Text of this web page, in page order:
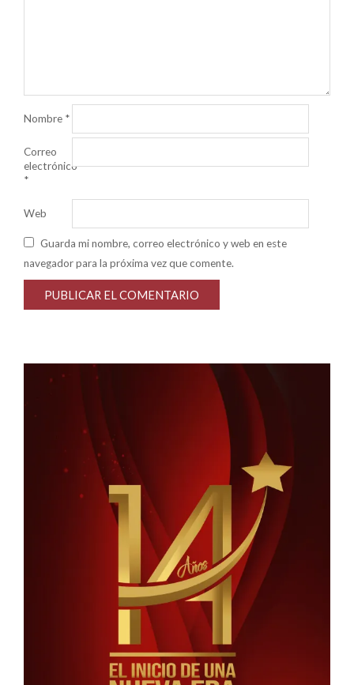
Nombre *
Correo
electrónico
*
Web
Guarda mi nombre, correo electrónico y web en este
navegador para la próxima vez que comente.